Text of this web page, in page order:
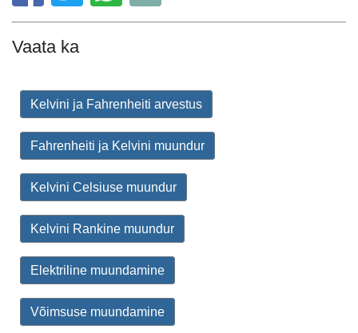
Vaata ka
Kelvini ja Fahrenheiti arvestus
Fahrenheiti ja Kelvini muundur
Kelvini Celsiuse muundur
Kelvini Rankine muundur
Elektriline muundamine
Võimsuse muundamine